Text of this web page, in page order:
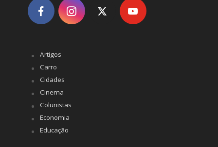
Artigos
Carro
Cidades
Cinema
Colunistas
Economia
Educação